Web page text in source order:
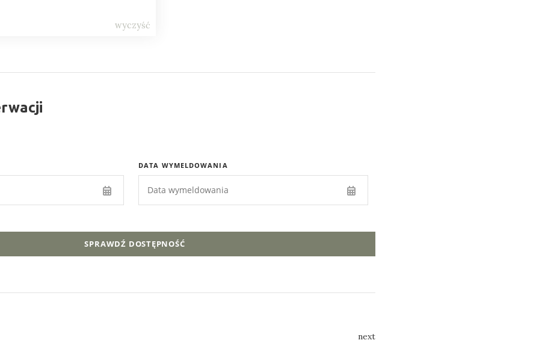
wyczyść
DATA WYMELDOWANIA
next